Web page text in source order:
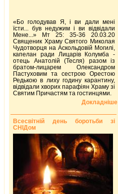
«Бо голодував Я, і ви дали мені
їсти... був недужим і ви відвідали
Мене...» Мт 25: 35-36 20.03.20
Священик Храму Святого Миколая
Чудотворця на Аскольдовій Могилі,
капелан ради Лицарів Колумба -
отець Анатолій (Тесля) разом із
братом-лицарем Олександром
Пастуховим та сестрою Орестою
Редькою в лиху годину карантину,
відвідали хворих парафіян Храму зі
Святим Причастям та гостинцями.
Докладніше
Всесвітній день боротьби зі
СНІДом